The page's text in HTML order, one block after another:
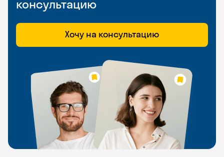
консультацию
Хочу на консультацию